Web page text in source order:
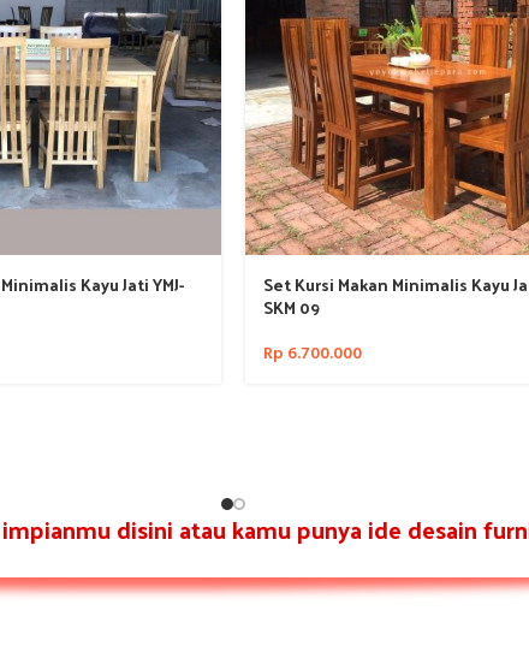
Kayu Jati YMJ- Set Kursi Makan Minimalis Kayu
SKM 09
Rp 6.700.000
disini atau kamu punya ide desain